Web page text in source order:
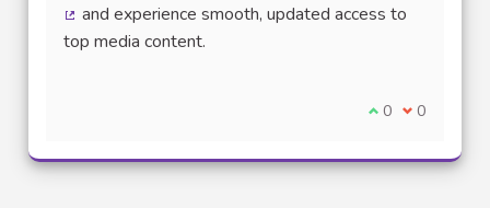
(Lien externe)
and experience smooth, updated access to
top media content.
Je suis d'accord
0 Je ne suis
0